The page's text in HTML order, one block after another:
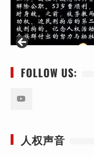
FOLLOW US:
人权声音